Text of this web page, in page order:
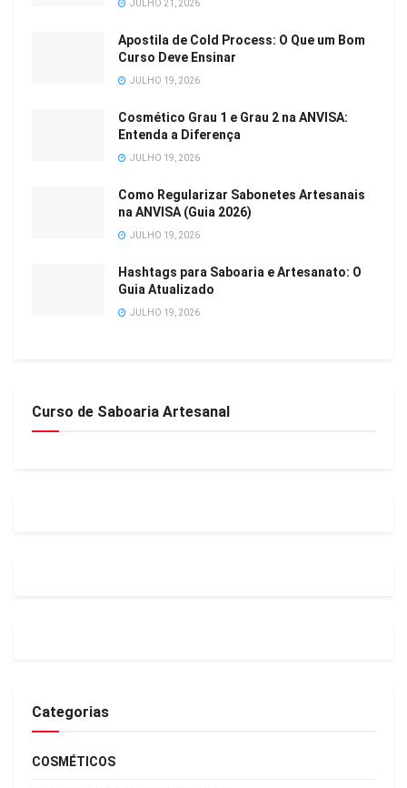
JULHO 21, 2026
Apostila de Cold Process: O Que um Bom
Curso Deve Ensinar
JULHO 19, 2026
Cosmético Grau 1 e Grau 2 na ANVISA:
Entenda a Diferença
JULHO 19, 2026
Como Regularizar Sabonetes Artesanais
na ANVISA (Guia 2026)
JULHO 19, 2026
Hashtags para Saboaria e Artesanato: O
Guia Atualizado
JULHO 19, 2026
Curso de Saboaria Artesanal
Categorias
COSMÉTICOS